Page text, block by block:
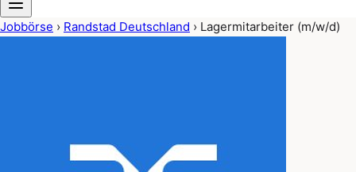
Jobbörse › Randstad Deutschland › Lagermitarbeiter (m/w/d)